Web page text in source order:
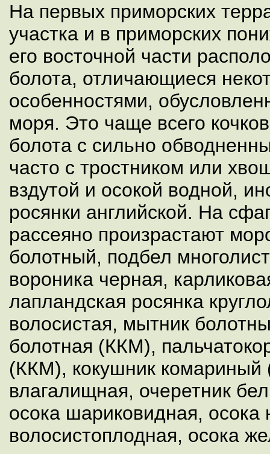
На первых приморских
участка и в приморских
его восточной части
болота, отличающиеся
особенностями,
моря. Это чаще всего
болота с сильно
часто с тростником или
вздутой и осокой водной,
росянки английской. На
рассеяно произрастают
болотный, подбел
вороника черная,
лапландская росянка
волосистая, мытник
болотная (ККМ),
(ККМ), кокушник
влагалищная, очеретник
осока шариковидная, осока
волосистоплодная, осока